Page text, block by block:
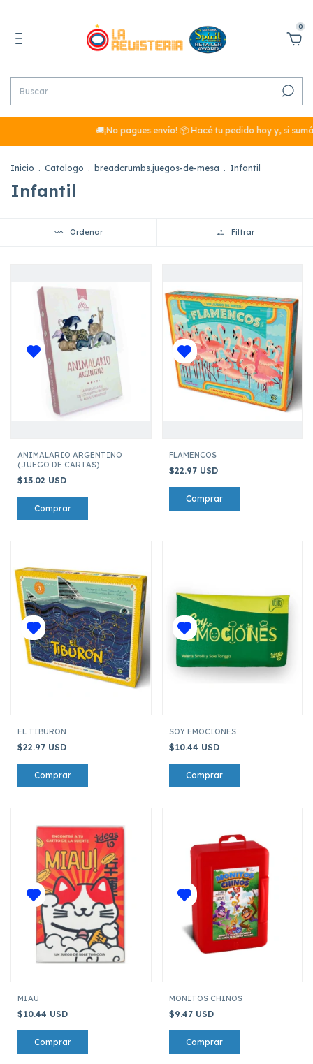
0
🚚¡No pagues envío! 📦 Hacé tu pedido hoy y, si sumás más
Inicio . Catalogo . breadcrumbs.juegos-de-mesa . Infantil
Infantil
Ordenar Filtrar
ANIMALARIO ARGENTINO
(JUEGO DE CARTAS)
$13.02 USD
FLAMENCOS
$22.97 USD
EL TIBURON
$22.97 USD
SOY EMOCIONES
$10.44 USD
MIAU
$10.44 USD
MONITOS CHINOS
$9.47 USD